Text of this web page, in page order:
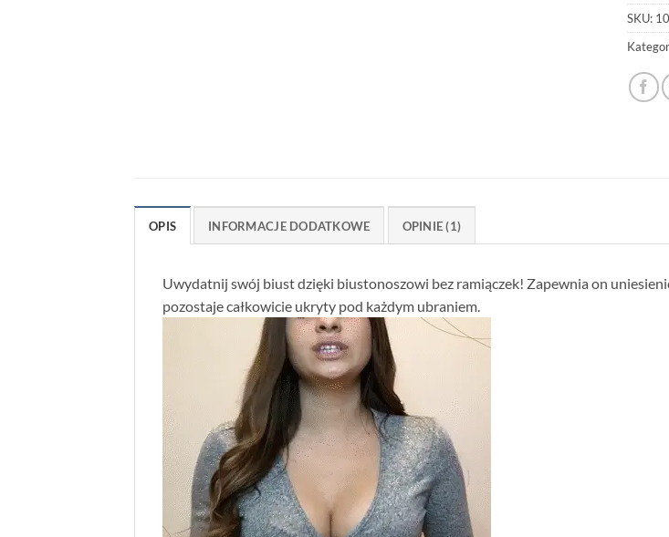
SKU:
OPIS INFORMACJE DODATKOWE OPINIE (1)
Uwydatnij swój biust dzięki biustonoszowi bez ramiączek! Zapewnia on
pozostaje całkowicie ukryty pod każdym ubraniem.